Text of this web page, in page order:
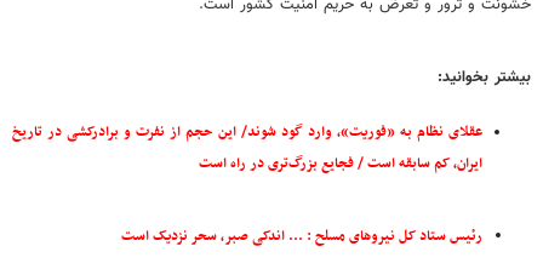
بیشتر بخوانید:
عقلای نظام به «فوریت»، وارد گود شوند/ این حجم از نفرت و برادرکشی در تاریخ
ایران، کم سابقه است / فجایع بزرگ‌تری در راه است
رئیس ستاد کل نیروهای مسلح : ... اندکی صبر، سحر نزدیک است